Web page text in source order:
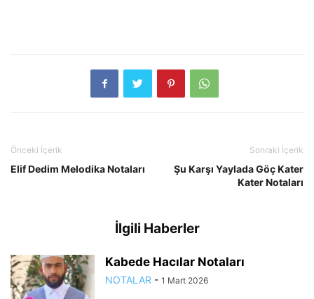
Önceki İçerik
Elif Dedim Melodika Notaları
Sonraki İçerik
Şu Karşı Yaylada Göç Kater
Kater Notaları
İlgili Haberler
Kabede Hacılar Notaları
NOTALAR - 1 Mart 2026